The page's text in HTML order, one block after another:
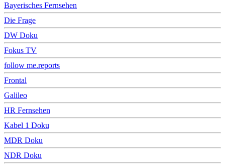
Bayerisches Fernsehen
Die Frage
DW Doku
Fokus TV
follow me.reports
Frontal
Galileo
HR Fernsehen
Kabel 1 Doku
MDR Doku
NDR Doku